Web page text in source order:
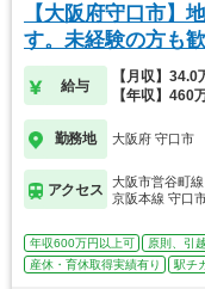
【大阪府守口市】
す。未経験の方も
給与
【月収】
【年収】460
勤務地 大阪府 守口市
アクセス
大阪市営谷町
京阪本線 守口
年収600万円以上可 原則、引
産休・育休取得実績有り
駅チ